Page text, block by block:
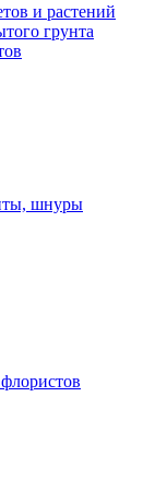
и растений
грунта
шнуры